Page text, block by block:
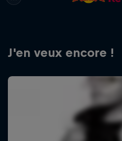
J'en veux encore !